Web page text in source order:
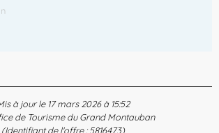
à jour le 17 mars 2026 à 15:52
de Tourisme du Grand Montauban
(Identifiant de l'offre :5816473)